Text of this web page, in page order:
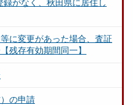
がなく、秋田県に居住し
に変更があった場合、査証
残存有効期間同一】
の申請